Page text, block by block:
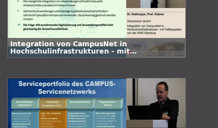
Integration von CampusNet in
Hochschulinfrastrukturen - mit
Fallbeispielen von der HAW Hamburg